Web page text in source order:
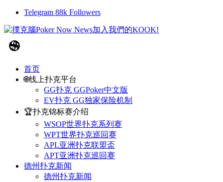
Telegram 88k Followers
首页
🌐线上扑克平台
GG扑克 GGPoker中文版
EV扑克 GG独家保险机制
🏆扑克锦标赛介绍
WSOP世界扑克系列赛
WPT世界扑克巡回赛
APL亚洲扑克联盟盃
APT亚洲扑克巡回赛
德州扑克新闻
德州扑克新闻